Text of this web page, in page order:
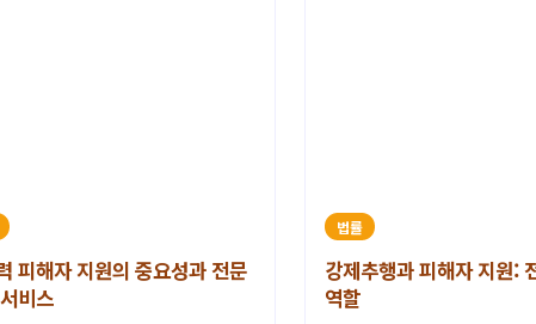
피해자 지원의 중요성과 전문
비스
법률
강제추행과 피해자 지원:
역할